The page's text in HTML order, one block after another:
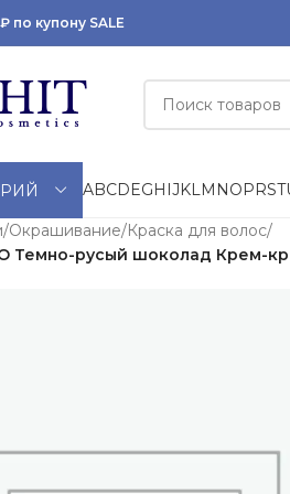
по купону SALE
ABCDEGH IJKL M NOPRST
/Окрашивание/Краска для волос/
Темно-русый шоколад Крем-